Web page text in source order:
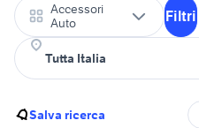
Accessori
Auto
Filtri
Salva ricerca